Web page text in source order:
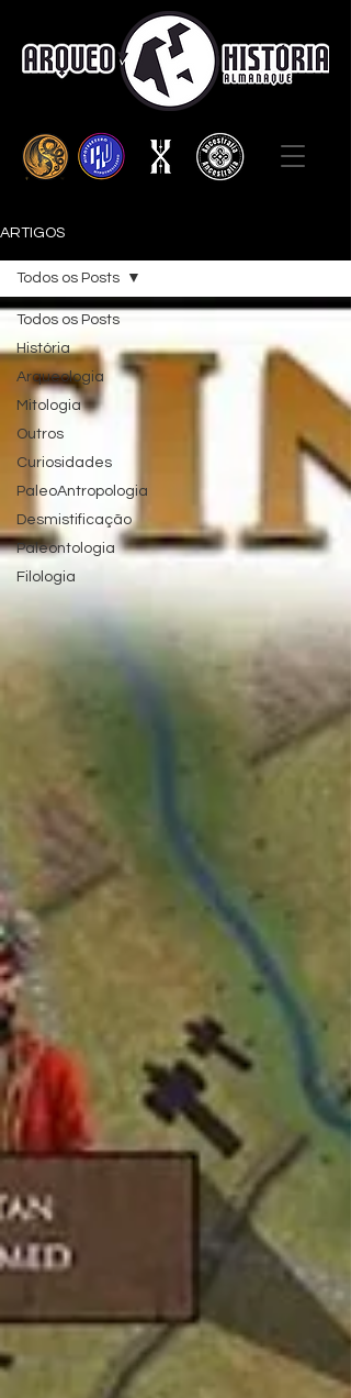
ARTIGOS
Todos os Posts
História
Arqueologia
Mitologia
Outros
Curiosidades
PaleoAntropologia
Desmistificação
Paleontologia
Filologia
Todos os Posts